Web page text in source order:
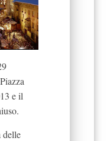
e il
delle